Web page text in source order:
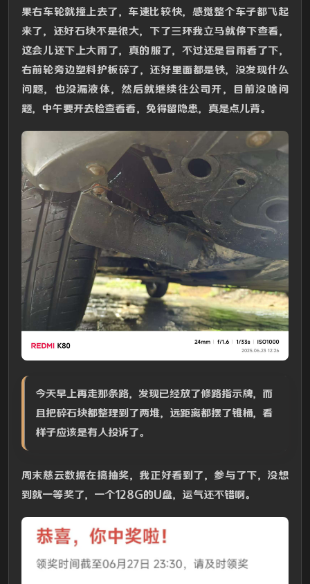
果右车轮就撞上去了，车速比较快，感觉整个车子都飞起
来了，还好石块不是很大，下了三环我立马就停下查看，
这会儿还下上大雨了，真的服了，不过还是冒雨看了下，
右前轮旁边塑料护板碎了，还好里面都是铁，没发现什么
问题，也没漏液体，然后就继续往公司开，目前没啥问
题，中午要开去检查看看，免得留隐患，真是点儿背。
今天早上再走那条路，发现已经放了修路指示牌，而
且把碎石块都整理到了两堆，远距离都摆了锥桶，看
样子应该是有人投诉了。
周末慈云数据在搞抽奖，我正好看到了，参与了下，没想
到就一等奖了，一个128G的U盘，运气还不错啊。